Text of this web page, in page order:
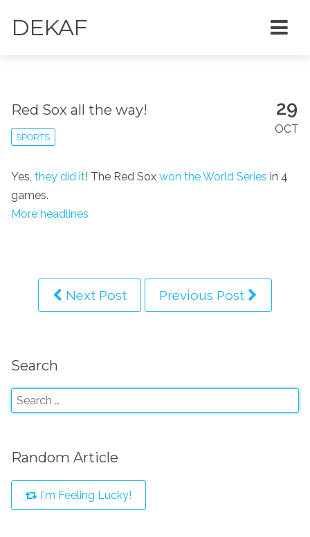
DEKAF
29
OCT
Red Sox all the way!
SPORTS
Yes, they did it! The Red Sox won the World Series in 4
games.
More headlines
Next Post Previous Post
Search
Random Article
I'm Feeling Lucky!